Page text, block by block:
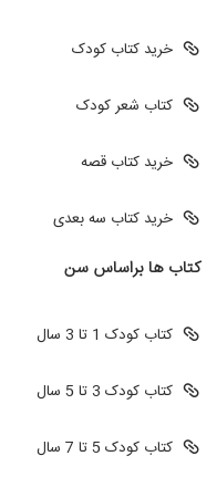
خرید کتاب کودک
کتاب شعر کودک
خرید کتاب قصه
خرید کتاب سه بعدی
کتاب ها براساس سن
کتاب کودک 1 تا 3 سال
کتاب کودک 3 تا 5 سال
کتاب کودک 5 تا 7 سال